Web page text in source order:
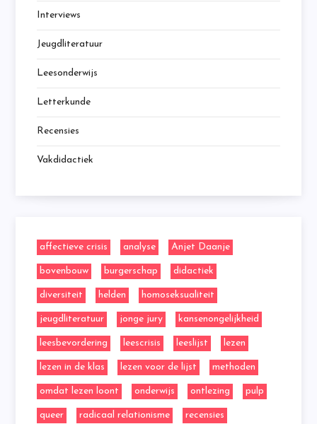
Interviews
Jeugdliteratuur
Leesonderwijs
Letterkunde
Recensies
Vakdidactiek
affectieve crisis analyse Anjet Daanje
bovenbouw burgerschap didactiek
diversiteit helden homoseksualiteit
jeugdliteratuur jonge jury kansenongelijkheid
leesbevordering leescrisis leeslijst lezen
lezen in de klas lezen voor de lijst methoden
omdat lezen loont onderwijs ontlezing pulp
queer radicaal relationisme recensies